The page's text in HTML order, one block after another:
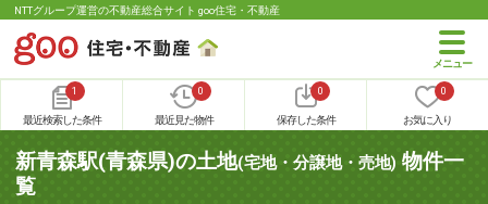
NTTグループ運営の不動産総合サイト goo住宅・不動産
1
最近検索した条件
0
最近見た物件
0
保存した条件
0
お気に入り
新青森駅(青森県)の土地(宅地・分譲地・売地) 物件一
覧